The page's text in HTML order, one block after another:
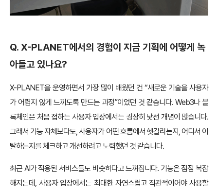
Q. X-PLANET에서의 경험이 지금 기획에 어떻게 녹
아들고 있나요?
X-PLANET을 운영하면서 가장 많이 배웠던 건 “새로운 기술을 사용자
가 어렵지 않게 느끼도록 만드는 과정”이었던 것 같습니다. Web3나 블
록체인은 처음 접하는 사용자 입장에서는 굉장히 낯선 개념이 많습니다.
그래서 기능 자체보다도, 사용자가 어떤 흐름에서 헷갈리는지, 어디서 이
탈하는지를 체크하고 개선하려고 노력했던 것 같습니다.
최근 AI가 적용된 서비스들도 비슷하다고 느껴집니다. 기능은 점점 복잡
해지는데, 사용자 입장에서는 최대한 자연스럽고 직관적이어야 사용할